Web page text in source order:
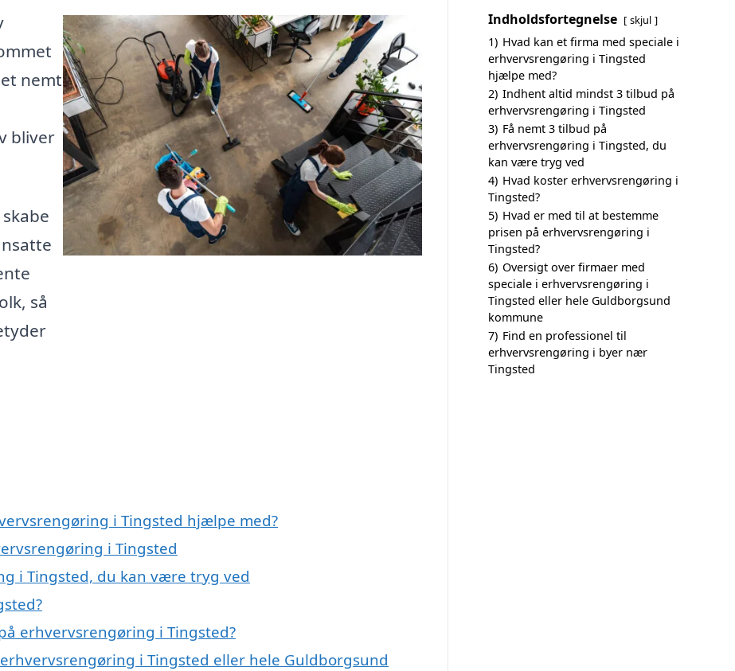
nemt
bliver
så
i Tingsted hjælpe med?
i Tingsted
i Tingsted, du kan være tryg ved
erhvervsrengøring i Tingsted?
i Tingsted eller hele Guldborgsund
Indholdsfortegnelse skjul
1) Hvad kan et firma med speciale i
erhvervsrengøring i Tingsted
hjælpe med?
2) Indhent altid mindst 3 tilbud på
erhvervsrengøring i Tingsted
3) Få nemt 3 tilbud på
erhvervsrengøring i Tingsted, du
kan være tryg ved
4) Hvad koster erhvervsrengøring i
Tingsted?
5) Hvad er med til at bestemme
prisen på erhvervsrengøring i
Tingsted?
6) Oversigt over firmaer med
speciale i erhvervsrengøring i
Tingsted eller hele Guldborgsund
kommune
7) Find en professionel til
erhvervsrengøring i byer nær
Tingsted